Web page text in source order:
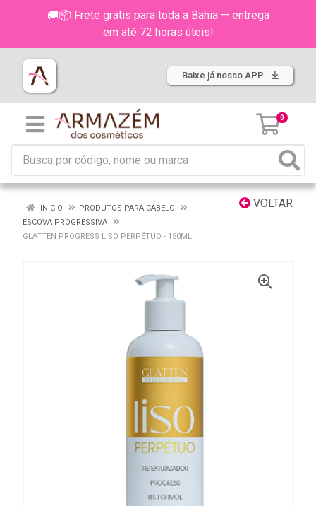
🚚📦 Frete grátis para toda a Bahia — entrega
em até 72 horas úteis!
Baixe já nosso APP
0
VOLTAR
INÍCIO
PRODUTOS PARA CABELO
ESCOVA PROGRESSIVA
GLATTEN PROGRESS LISO PERPÉTUO - 150ML